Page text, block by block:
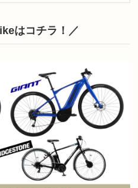
はコチラ！／